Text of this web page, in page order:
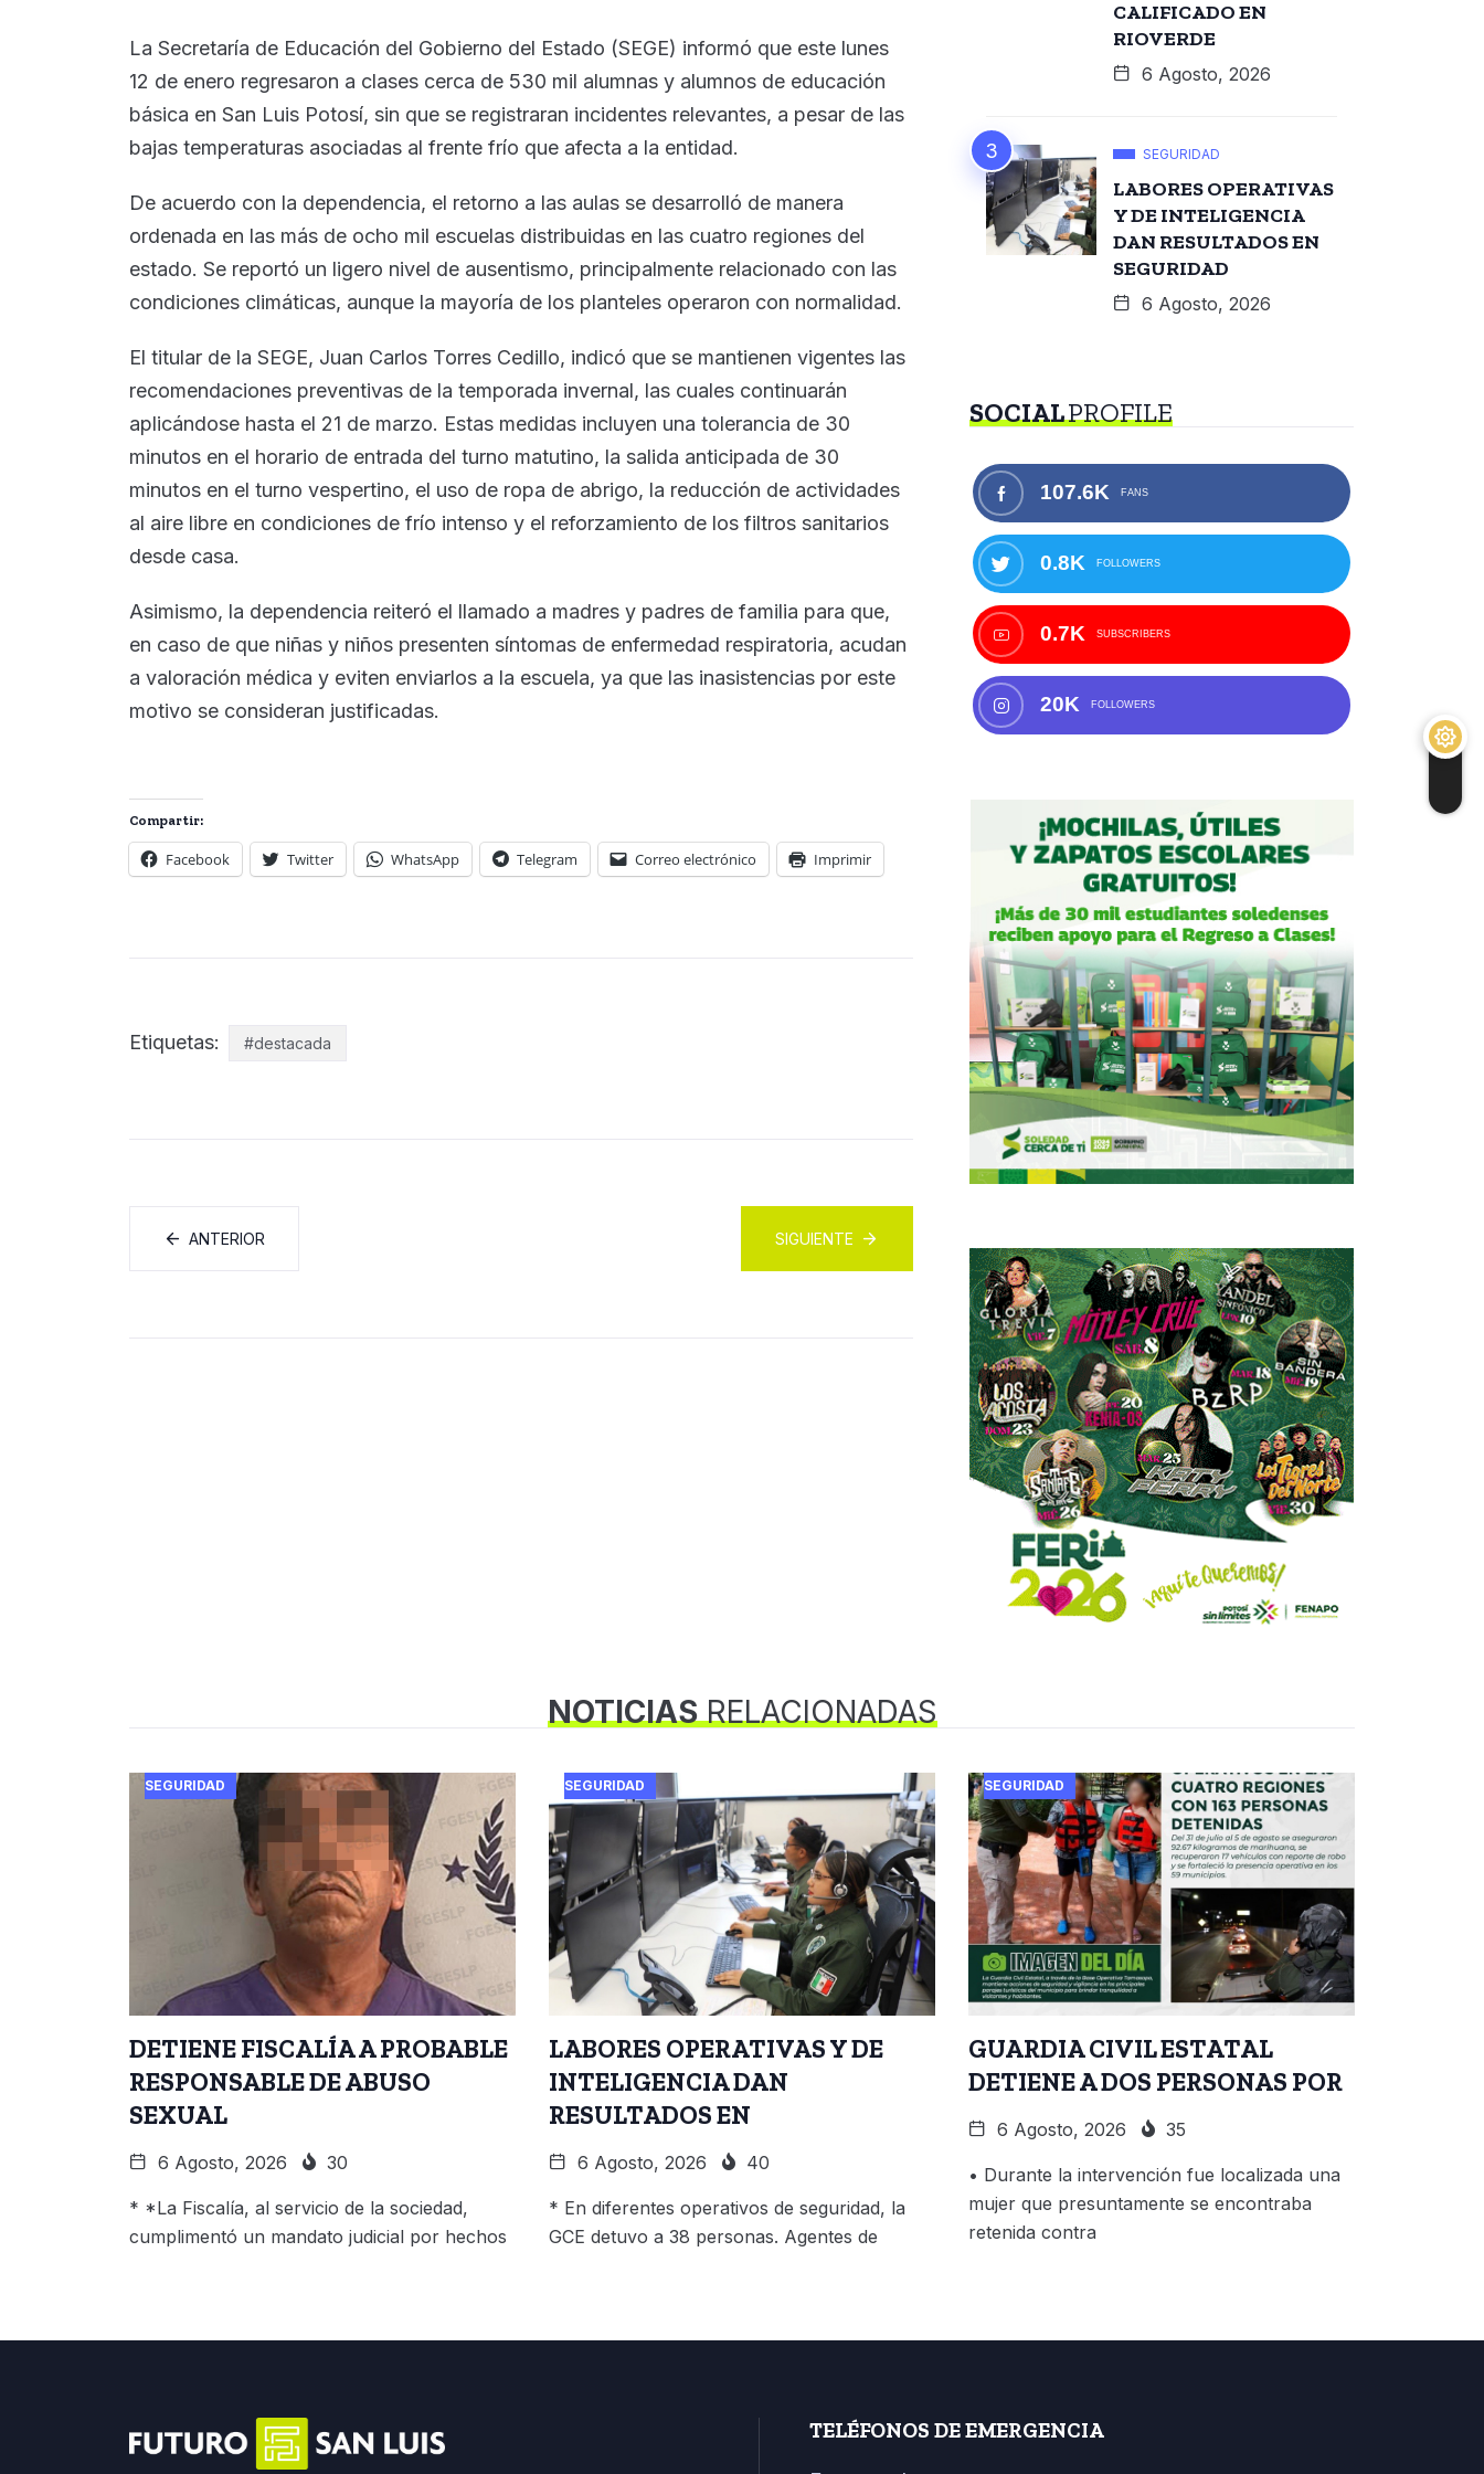
La Secretaría de Educación del Gobierno del Estado (SEGE) informó que este lunes
12 de enero regresaron a clases cerca de 530 mil alumnas y alumnos de educación
básica en San Luis Potosí, sin que se registraran incidentes relevantes, a pesar de las
bajas temperaturas asociadas al frente frío que afecta a la entidad.
De acuerdo con la dependencia, el retorno a las aulas se desarrolló de manera
ordenada en las más de ocho mil escuelas distribuidas en las cuatro regiones del
estado. Se reportó un ligero nivel de ausentismo, principalmente relacionado con las
condiciones climáticas, aunque la mayoría de los planteles operaron con normalidad.
El titular de la SEGE, Juan Carlos Torres Cedillo, indicó que se mantienen vigentes las
recomendaciones preventivas de la temporada invernal, las cuales continuarán
aplicándose hasta el 21 de marzo. Estas medidas incluyen una tolerancia de 30
minutos en el horario de entrada del turno matutino, la salida anticipada de 30
minutos en el turno vespertino, el uso de ropa de abrigo, la reducción de actividades
al aire libre en condiciones de frío intenso y el reforzamiento de los filtros sanitarios
desde casa.
Asimismo, la dependencia reiteró el llamado a madres y padres de familia para que,
en caso de que niñas y niños presenten síntomas de enfermedad respiratoria, acudan
a valoración médica y eviten enviarlos a la escuela, ya que las inasistencias por este
motivo se consideran justificadas.
Compartir:
Facebook Twitter WhatsApp Telegram Correo electrónico Imprimir
Etiquetas: #destacada
ANTERIOR SIGUIENTE
CALIFICADO EN
RIOVERDE
6 Agosto, 2026
SEGURIDAD
LABORES OPERATIVAS
Y DE INTELIGENCIA
DAN RESULTADOS EN
SEGURIDAD
6 Agosto, 2026
SOCIALPROFILE
107.6K FANS
0.8K FOLLOWERS
0.7K SUBSCRIBERS
20K FOLLOWERS
NOTICIASRELACIONADAS
SEGURIDAD
DETIENE FISCALÍA A PROBABLE
RESPONSABLE DE ABUSO
SEXUAL
6 Agosto, 2026 30
* *La Fiscalía, al servicio de la sociedad,
cumplimentó un mandato judicial por hechos
SEGURIDAD
LABORES OPERATIVAS Y DE
INTELIGENCIA DAN
RESULTADOS EN
6 Agosto, 2026 40
* En diferentes operativos de seguridad, la
GCE detuvo a 38 personas. Agentes de
SEGURIDAD
GUARDIA CIVIL ESTATAL
DETIENE A DOS PERSONAS POR
6 Agosto, 2026 35
• Durante la intervención fue localizada una
mujer que presuntamente se encontraba
retenida contra
TELÉFONOS DE EMERGENCIA